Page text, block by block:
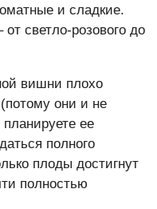
и сладкие.
светло-розового до
вишни плохо
они и не
ее
полного
плоды достигнут
полностью